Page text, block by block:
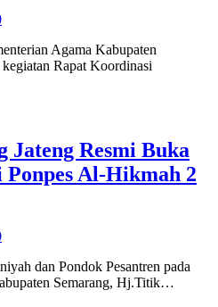
Agama Kabupaten
Rapat Koordinasi
Jateng Resmi Buka
Al-Hikmah 2
dan Pondok Pesantren pada
Semarang, Hj.Titik…